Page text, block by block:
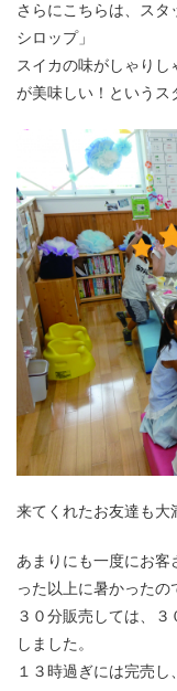
さらにこちらは、スタ
シロップ」
スイカの味がしゃり
が美味しい！というス
来てくれたお友達も大
あまりにも一度にお客
った以上に暑かったの
３０分販売しては、
しました。
１３時過ぎには完売